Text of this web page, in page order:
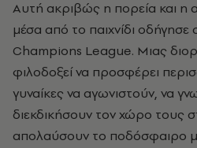
Αυτή ακριβώς η πορεία και η
μέσα από το παιχνίδι
Champions League. Μιας
φιλοδοξεί να προσφέρει
γυναίκες να αγωνιστούν, να
διεκδικήσουν τον χώρο τους
απολαύσουν το ποδόσφαιρο